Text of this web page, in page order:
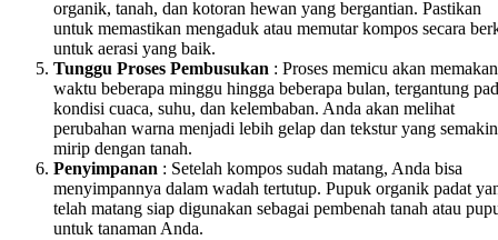
organik, tanah, dan kotoran hewan yang bergantian. Pastikan
untuk memastikan mengaduk atau memutar kompos secara
untuk aerasi yang baik.
Tunggu Proses Pembusukan : Proses memicu akan memakan
waktu beberapa minggu hingga beberapa bulan, tergantung
kondisi cuaca, suhu, dan kelembaban. Anda akan melihat
perubahan warna menjadi lebih gelap dan tekstur yang semakin
mirip dengan tanah.
Penyimpanan : Setelah kompos sudah matang, Anda bisa
menyimpannya dalam wadah tertutup. Pupuk organik padat
telah matang siap digunakan sebagai pembenah tanah atau
untuk tanaman Anda.